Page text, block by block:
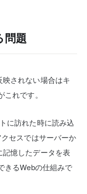
問題
されない場合はキ
これです。
に訪れた時に読み込
セスではサーバーか
憶したデータを表
きるWebの仕組みで